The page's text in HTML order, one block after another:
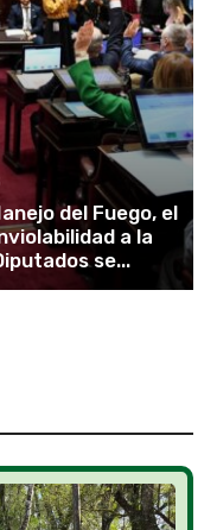
del Fuego, el
a la
se...